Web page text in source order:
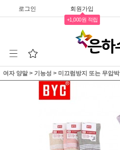
로그인 회원가입
+1,000원 적립
여자 양말 > 기능성 > 미끄럼방지 또는 무압박